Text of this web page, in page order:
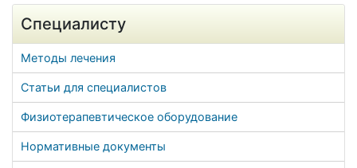
Специалисту
Методы лечения
Статьи для специалистов
Физиотерапевтическое оборудование
Нормативные документы